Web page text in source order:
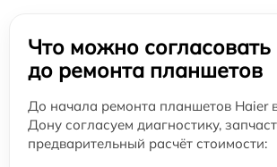
Что можно согласовать
до ремонта планшетов
До начала ремонта планшетов Haier
Дону согласуем диагностику,
предварительный расчёт стоимости: